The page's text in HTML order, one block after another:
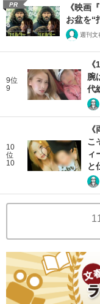
PR
《映画
お盆を“
週刊文
9位
9
腕
代
10
位
10
こ
ィ
と